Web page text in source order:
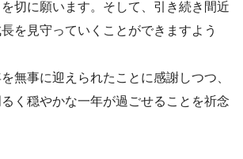
切に願います。そして、引き続き間近
を見守っていくことができますよう
無事に迎えられたことに感謝しつつ、
く穏やかな一年が過ごせることを祈念